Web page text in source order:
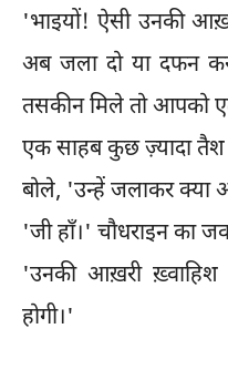
'भाइयों! ऐसी उनकी
अब जला दो या दफन
तसकीन मिले तो आपको
एक साहब कुछ ज़्यादा
बोले, 'उन्हें जलाकर क्या
'जी हाँ।' चौधराइन का
'उनकी आख़री
होगी।'